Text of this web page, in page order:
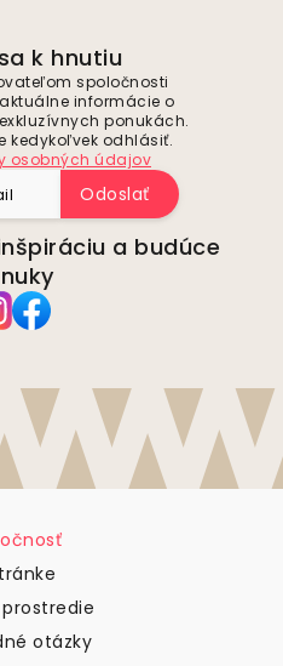
k hnutiu
spoločnosti
informácie o
ponukách.
kedykoľvek odhlásiť.
osobných údajov
Odoslať
a budúce
otázky